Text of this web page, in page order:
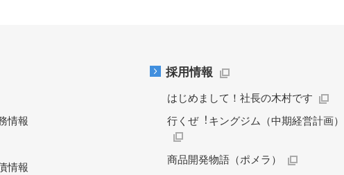
情報
情報
採用情報
はじめまして！社長の木村です
行くぜ︕キングジム（中期経営計画）
商品開発物語（ポメラ）